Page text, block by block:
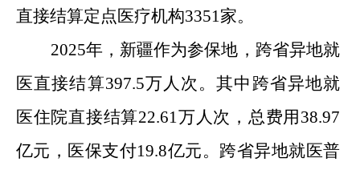
直接结算定点医疗机构3351家。
2025年，新疆作为参保地， 跨省异地就
医直接结算397.5万人次。其中 跨省异地就
医住院直接结算22.61万人次，总费用 38.97
亿元，医保支付19.8亿元。跨省异地就医普